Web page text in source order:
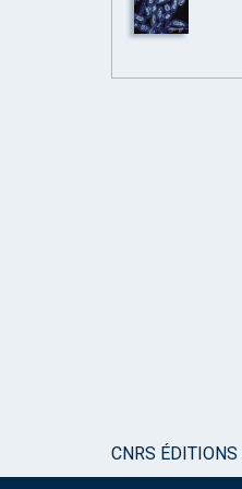
CNRS ÉDITIONS